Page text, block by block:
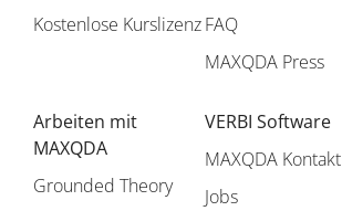
Kostenlose KurslizenzFAQ
MAXQDA Press
Arbeiten mit
MAXQDA
Grounded Theory
VERBI Software
MAXQDA Kontakt
Jobs